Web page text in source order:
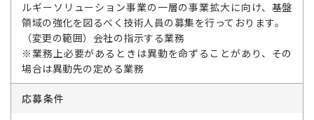
ルギーソリューション事業の一層の事業拡大に向け、基盤
領域の強化を図るべく技術人員の募集を行っております。
（変更の範囲）会社の指示する業務
※業務上必要があるときは異動を命ずることがあり、その
場合は異動先の定める業務
応募条件